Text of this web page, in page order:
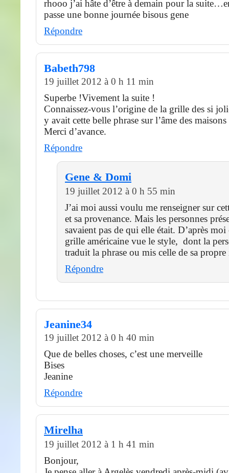
rhooo j’ai hâte d’être à demain pour la
passe une bonne journée bisous gene
Répondre
Babeth798
19 juillet 2012 à 0 h 11 min
Superbe !Vivement la suite !
Connaissez-vous l’origine de la grille des si
y avait cette belle phrase sur l’âme des maisons
Merci d’avance.
Répondre
Gene & Domi
19 juillet 2012 à 0 h 55 min
J’ai moi aussi voulu me renseigner sur
et sa provenance. Mais les personnes
savaient pas de qui elle était. D’après moi
grille américaine vue le style, dont la
traduit la phrase ou mis celle de sa
Répondre
Jeanine34
19 juillet 2012 à 0 h 40 min
Que de belles choses, c’est une merveille
Bises
Jeanine
Répondre
Mirelha
19 juillet 2012 à 1 h 41 min
Bonjour,